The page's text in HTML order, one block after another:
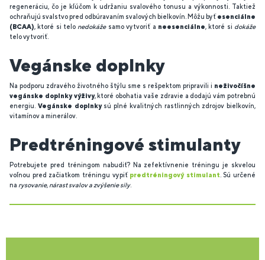
regeneráciu, čo je kľúčom k udržaniu svalového tonusu a výkonnosti. Taktiež
ochraňujú svalstvo pred odbúravaním svalových bielkovín. Môžu byťesenciálne
(BCAA), ktoré si telo nedokážesamo vytvoriť a neesenciálne, ktoré si dokáže
telo vytvoriť.
Vegánske doplnky
Na podporu zdravého životného štýlu sme s rešpektom pripravili i neživočíšne
vegánske doplnky výživy, ktoré obohatia vaše zdravie a dodajú vám potrebnú
energiu. Vegánske doplnkysú plné kvalitných rastlinných zdrojov bielkovín,
vitamínov a minerálov.
Predtréningové stimulanty
Potrebujete pred tréningom nabudiť? Na zefektívnenie tréningu je skvelou
voľnou pred začiatkom tréningu vypiť predtréningový stimulant . Sú určené
na rysovanie, nárast svalov a zvýšenie sily.